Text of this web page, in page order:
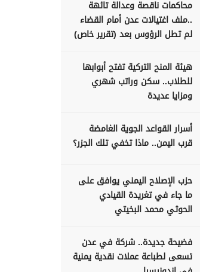
محاكمات ناقصة وعدالة تائهة
..ملف اغتيالات عدن أمام القضاء
لم تطل الرؤوس بعد (تقرير خاص)
هيئة المنح التركية تفتح أبوابها
للطلاب.. سكن وراتب شهري
ومزايا عديدة
أسرار القواعد الجوية الغامضة
قرب اليمن.. ماذا تخفي تلك الجزر؟
حزب الإصلاح اليمني يوافق على
ما جاء في تغريدة القيادي
الحوثي محمد البخيتي
فضيحة جديدة.. شركة في عدن
تسعى لطباعة عملات نقدية يمنية